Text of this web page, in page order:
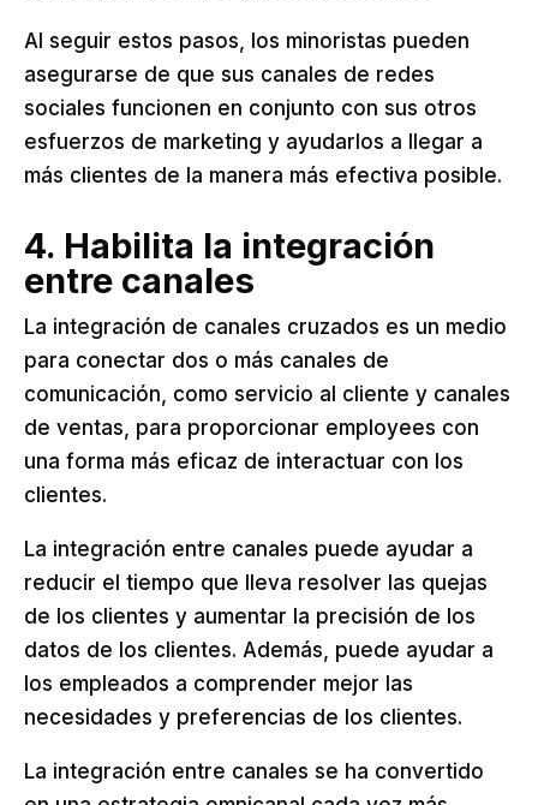
Al seguir estos pasos, los minoristas pueden
asegurarse de que sus canales de redes
sociales funcionen en conjunto con sus otros
esfuerzos de marketing y ayudarlos a llegar a
más clientes de la manera más efectiva posible.
4. Habilita la integración
entre canales
La integración de canales cruzados es un medio
para conectar dos o más canales de
comunicación, como servicio al cliente y canales
de ventas, para proporcionar employees con
una forma más eficaz de interactuar con los
clientes.
La integración entre canales puede ayudar a
reducir el tiempo que lleva resolver las quejas
de los clientes y aumentar la precisión de los
datos de los clientes. Además, puede ayudar a
los empleados a comprender mejor las
necesidades y preferencias de los clientes.
La integración entre canales se ha convertido